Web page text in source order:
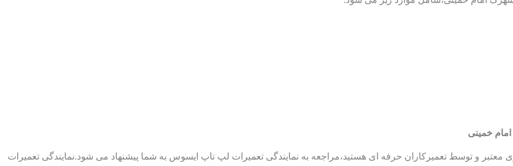
خمینی
و توسط تعمیرکاران حرفه ای هستید،مراجعه به نمایندگی تعمیرات لپ تاپ ایسوس به شما پیشنهاد می شود.نمایندگی تعمیرات